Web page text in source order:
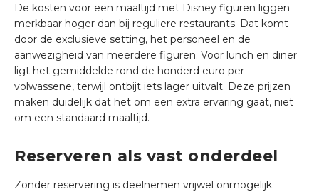
De kosten voor een maaltijd met Disney figuren liggen
merkbaar hoger dan bij reguliere restaurants. Dat komt
door de exclusieve setting, het personeel en de
aanwezigheid van meerdere figuren. Voor lunch en diner
ligt het gemiddelde rond de honderd euro per
volwassene, terwijl ontbijt iets lager uitvalt. Deze prijzen
maken duidelijk dat het om een extra ervaring gaat, niet
om een standaard maaltijd.
Reserveren als vast onderdeel
Zonder reservering is deelnemen vrijwel onmogelijk.